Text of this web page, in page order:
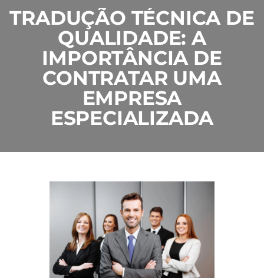
TRADUÇÃO TÉCNICA DE
QUALIDADE: A
IMPORTÂNCIA DE
CONTRATAR UMA
EMPRESA
ESPECIALIZADA
FALE CONOSCO
ORÇAMENTO
RÁPIDO